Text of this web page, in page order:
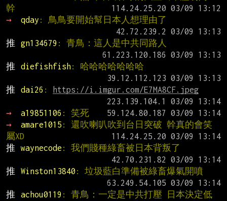
幹
→
qday : 鳥鳥要開始幫日本人想理由了
推
gn134679 : 青鳥：這人是中共同路人
推
diefishfish: 哈哈哈哈哈哈哈
推
dai26 :
https://i.imgur.com/E7MA8CF.jpeg
→
a19851106 : 笑死
→
amare1015 : 還吹喇叭吹到台日突破 幹真的會笑
屬XD
推
waynecode : 我們賤種綠畜被日本背叛了
推
Winston13840 : 垃圾藍白準備被綠畜爆氣開噴
推
achou0119 : 青鳥：一定是中共打壓 日本決定低